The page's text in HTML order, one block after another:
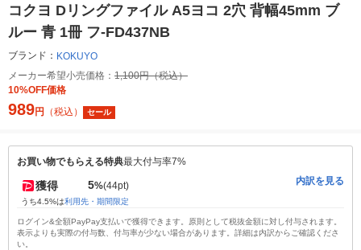
コクヨ Dリングファイル A5ヨコ 2穴 背幅45mm ブ
ルー 青 1冊 フ‐FD437NB
ブランド： KOKUYO
メーカー希望小売価格： 1,100円（税込）
10%OFF価格
989円 （税込） セール
お買い物でもらえる特典最大付与率7%
獲得 5%(44pt)
うち4.5%は利用先・期間限定
内訳を見る
ログイン&全額PayPay支払いで獲得できます。原則として税抜金額に対し付与されます。
表示よりも実際の付与数、付与率が少ない場合があります。詳細は内訳からご確認くださ
い。